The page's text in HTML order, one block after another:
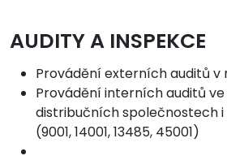
AUDITY A INSPEKCE
Provádění externích auditů v
Provádění interních auditů
distribučních společnostech i
(9001, 14001, 13485, 45001)